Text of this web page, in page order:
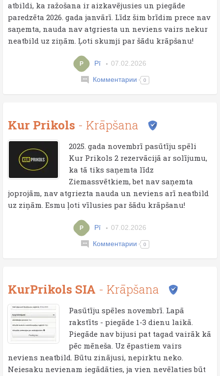
atbildi, ka ražošana ir aizkavējusies un piegāde
paredzēta 2026. gada janvārī. Līdz šim brīdim prece nav
saņemta, nauda nav atgriesta un neviens vairs nekur
neatbild uz ziņām. Ļoti skumji par šādu krāpšanu!
P Pī 07.02.2026
Комментарии 0
Kur Prikols - Krāpšana
2025. gada novembrī pasūtīju spēli
Kur Prikols 2 rezervācijā ar solījumu,
ka tā tiks saņemta līdz
Ziemassvētkiem, bet nav saņemta
joprojām, nav atgriezta nauda un neviens arī neatbild
uz ziņām. Esmu ļoti vīlusies par šādu krāpšanu!
P Pī 07.02.2026
Комментарии 0
KurPrikols SIA - Krāpšana
Pasūtīju spēles novembrī. Lapā
rakstīts - piegāde 1-3 dienu laikā.
Piegāde nav bijusi pat tagad vairāk kā
pēc mēneša. Uz ēpastiem vairs
neviens neatbild. Būtu zinājusi, nepirktu neko.
Neiesaku nevienam iegādāties, ja vien nevēlaties būt